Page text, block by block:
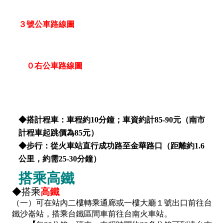
３號公車路線圖
０右公車路線圖
◆搭計程車：車程約10分鐘；車資約計85-90元（南市
計程車起跳價為85元）
◆步行：從火車站直行成功路至金華路口（距離約1.6
公里，約需25-30分鐘）
搭乘高鐵
◆搭乘高鐵
（一）可在站內二樓轉乘通廊或一樓大廳１號出口前往台
鐵沙崙站，搭乘台鐵區間車前往台南火車站。